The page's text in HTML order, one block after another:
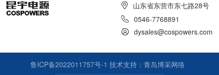
山东省东营市东七路28号
0546-7768891
dysales@cospowers.com
鲁ICP备2022011757号-1 技术支持：青岛博采网络